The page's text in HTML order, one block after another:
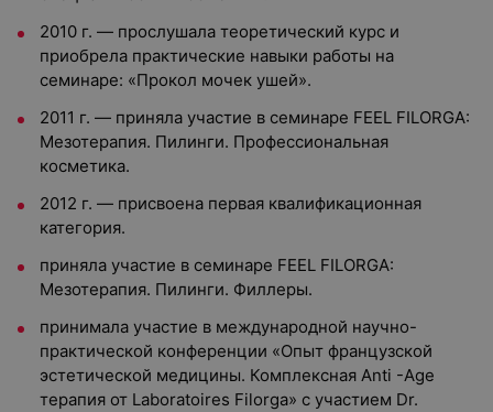
2010 г. — прослушала теоретический курс и
приобрела практические навыки работы на
семинаре: «Прокол мочек ушей».
2011 г. — приняла участие в семинаре FEEL FILORGA:
Мезотерапия. Пилинги. Профессиональная
косметика.
2012 г. — присвоена первая квалификационная
категория.
приняла участие в семинаре FEEL FILORGA:
Мезотерапия. Пилинги. Филлеры.
принимала участие в международной научно-
практической конференции «Опыт французской
эстетической медицины. Комплексная Anti -Age
терапия от Laboratoires Filorga» с участием Dr.